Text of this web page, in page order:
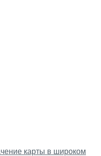
карты в широком